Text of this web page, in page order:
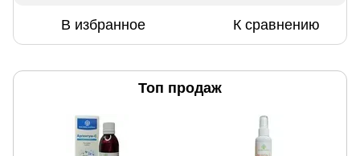
В избранное К сравнению
Топ продаж